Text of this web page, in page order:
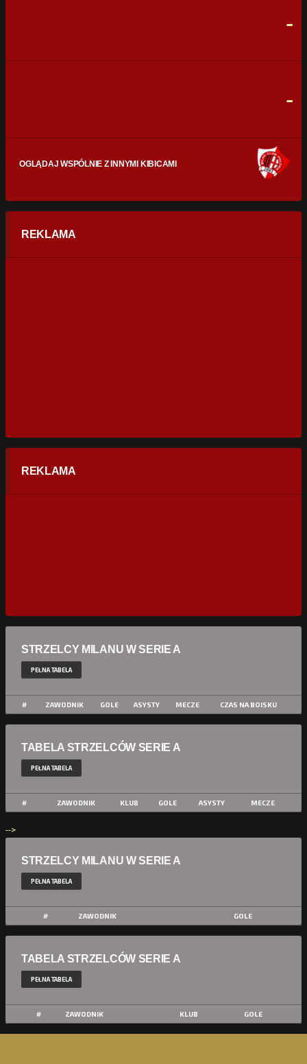
-
-
OGLĄDAJ WSPÓLNIE Z INNYMI KIBICAMI
REKLAMA
REKLAMA
STRZELCY MILANU W SERIE A
PEŁNA TABELA
# ZAWODNIK GOLE ASYSTY MECZE CZAS NA BOISKU
TABELA STRZELCÓW SERIE A
PEŁNA TABELA
# ZAWODNIK KLUB GOLE ASYSTY MECZE
-->
STRZELCY MILANU W SERIE A
PEŁNA TABELA
# ZAWODNIK GOLE
TABELA STRZELCÓW SERIE A
PEŁNA TABELA
# ZAWODNIK KLUB GOLE